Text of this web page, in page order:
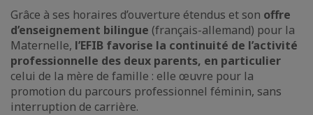
Grâce à ses horaires d’ouverture étendus et son offre
d’enseignement bilingue (français-allemand) pour la
Maternelle, l’EFIB favorise la continuité de l’activité
professionnelle des deux parents, en particulier
celui de la mère de famille : elle œuvre pour la
promotion du parcours professionnel féminin, sans
interruption de carrière.